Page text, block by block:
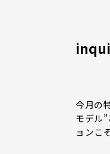
今月の
モデル
ョンこ